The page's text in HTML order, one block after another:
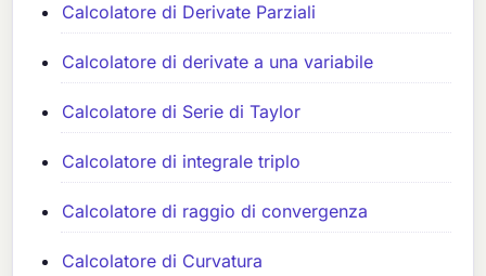
Calcolatore di Derivate Parziali
Calcolatore di derivate a una variabile
Calcolatore di Serie di Taylor
Calcolatore di integrale triplo
Calcolatore di raggio di convergenza
Calcolatore di Curvatura